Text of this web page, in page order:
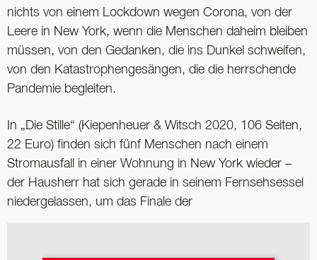
nichts von einem Lockdown wegen Corona, von der
Leere in New York, wenn die Menschen daheim bleiben
müssen, von den Gedanken, die ins Dunkel schweifen,
von den Katastrophengesängen, die die herrschende
Pandemie begleiten.
In „Die Stille“ (Kiepenheuer & Witsch 2020, 106 Seiten,
22 Euro) finden sich fünf Menschen nach einem
Stromausfall in einer Wohnung in New York wieder –
der Hausherr hat sich gerade in seinem Fernsehsessel
niedergelassen, um das Finale der